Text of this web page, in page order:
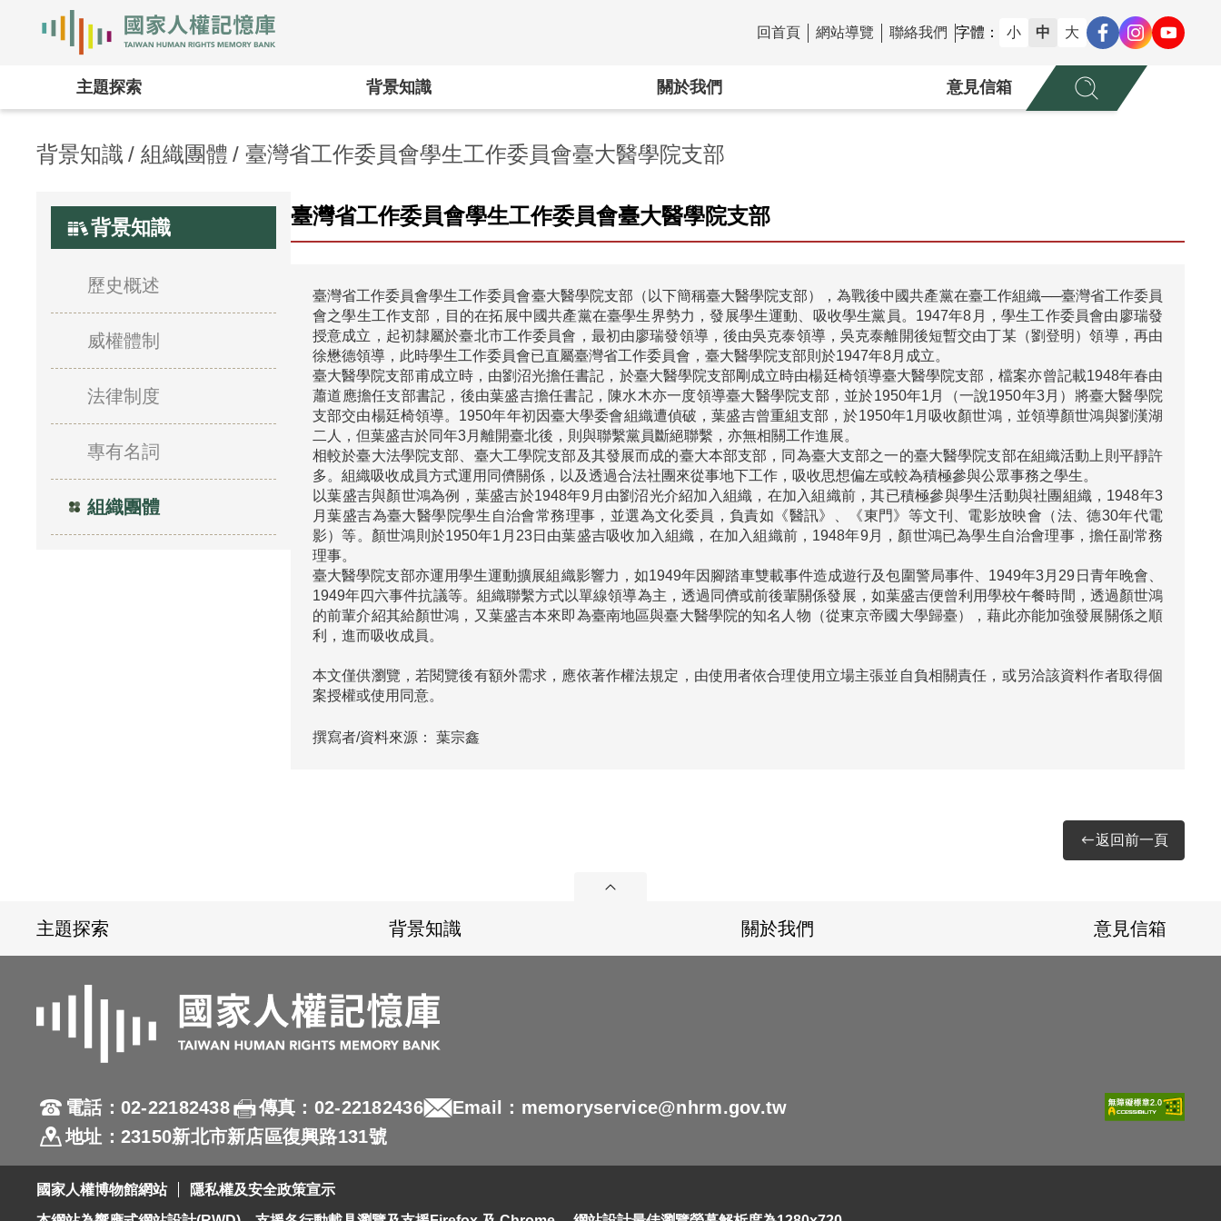
:::
回首頁 網站導覽 聯絡我們 字體： 小 中 大
主題探索 背景知識 關於我們 意見信箱
背景知識 組織團體 臺灣省工作委員會學生工作委員會臺大醫學院支部
背景知識
歷史概述
威權體制
法律制度
專有名詞
組織團體
臺灣省工作委員會學生工作委員會臺大醫學院支部
臺灣省工作委員會學生工作委員會臺大醫學院支部（以下簡稱臺大醫學院支部），為戰後中國共產黨在臺工作組織──臺灣省工作委員
會之學生工作支部，目的在拓展中國共產黨在臺學生界勢力，發展學生運動、吸收學生黨員。1947年8月，學生工作委員會由廖瑞發
授意成立，起初隸屬於臺北市工作委員會，最初由廖瑞發領導，後由吳克泰領導，吳克泰離開後短暫交由丁某（劉登明）領導，再由
徐懋德領導，此時學生工作委員會已直屬臺灣省工作委員會，臺大醫學院支部則於1947年8月成立。
臺大醫學院支部甫成立時，由劉沼光擔任書記，於臺大醫學院支部剛成立時由楊廷椅領導臺大醫學院支部，檔案亦曾記載1948年春由
蕭道應擔任支部書記，後由葉盛吉擔任書記，陳水木亦一度領導臺大醫學院支部，並於1950年1月（一說1950年3月）將臺大醫學院
支部交由楊廷椅領導。1950年年初因臺大學委會組織遭偵破，葉盛吉曾重組支部，於1950年1月吸收顏世鴻，並領導顏世鴻與劉漢湖
二人，但葉盛吉於同年3月離開臺北後，則與聯繫黨員斷絕聯繫，亦無相關工作進展。
相較於臺大法學院支部、臺大工學院支部及其發展而成的臺大本部支部，同為臺大支部之一的臺大醫學院支部在組織活動上則平靜許
多。組織吸收成員方式運用同儕關係，以及透過合法社團來從事地下工作，吸收思想偏左或較為積極參與公眾事務之學生。
以葉盛吉與顏世鴻為例，葉盛吉於1948年9月由劉沼光介紹加入組織，在加入組織前，其已積極參與學生活動與社團組織，1948年3
月葉盛吉為臺大醫學院學生自治會常務理事，並選為文化委員，負責如《醫訊》、《東門》等文刊、電影放映會（法、德30年代電
影）等。顏世鴻則於1950年1月23日由葉盛吉吸收加入組織，在加入組織前，1948年9月，顏世鴻已為學生自治會理事，擔任副常務
理事。
臺大醫學院支部亦運用學生運動擴展組織影響力，如1949年因腳踏車雙載事件造成遊行及包圍警局事件、1949年3月29日青年晚會、
1949年四六事件抗議等。組織聯繫方式以單線領導為主，透過同儕或前後輩關係發展，如葉盛吉便曾利用學校午餐時間，透過顏世鴻
的前輩介紹其給顏世鴻，又葉盛吉本來即為臺南地區與臺大醫學院的知名人物（從東京帝國大學歸臺），藉此亦能加強發展關係之順
本文僅供瀏覽，若閱覽後有額外需求，應依著作權法規定，由使用者依合理使用立場主張並自負相關責任，或另洽該資料作者取得個
案授權或使用同意。
撰寫者/資料來源： 葉宗鑫
返回前一頁
主題探索 背景知識 關於我們 意見信箱
電話：02-22182438 傳真：02-22182436
Email：memoryservice@nhrm.gov.tw
地址：23150新北市新店區復興路131號
國家人權博物館網站
隱私權及安全政策宣示